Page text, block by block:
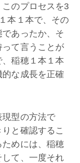
のプロセスを3
本１本で、その
あったか、そ
って言うことが
稲穂１本１本
な成長を正確
現型の方法で
と確認するこ
めには、稲穂
て、一度それ